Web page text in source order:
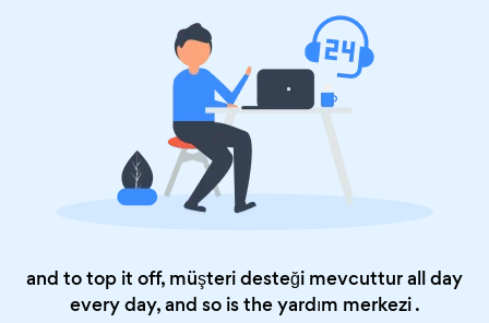
and to top it off, müşteri desteği mevcuttur all day
every day, and so is theyardım merkezi.